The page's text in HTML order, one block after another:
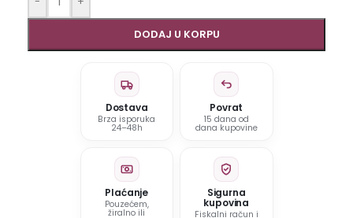
DODAJ U KORPU
Dostava
Brza isporuka
24–48h
Povrat
15 dana od
dana kupovine
Plaćanje
Pouzećem,
žiralno ili
Sigurna
kupovina
Fiskalni račun i